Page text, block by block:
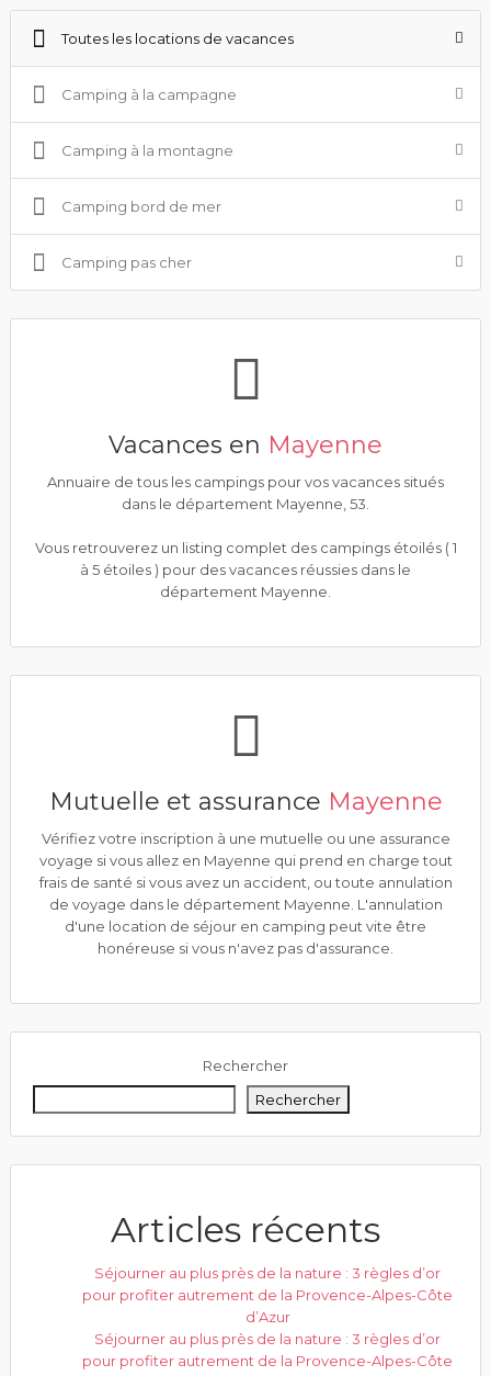
Toutes les locations de vacances
Camping à la campagne
Camping à la montagne
Camping bord de mer
Camping pas cher
Vacances en Mayenne
Annuaire de tous les campings pour vos vacances situés
dans le département Mayenne, 53.
Vous retrouverez un listing complet des campings étoilés ( 1
à 5 étoiles ) pour des vacances réussies dans le
département Mayenne.
Mutuelle et assurance Mayenne
Vérifiez votre inscription à une mutuelle ou une assurance
voyage si vous allez en Mayenne qui prend en charge tout
frais de santé si vous avez un accident, ou toute annulation
de voyage dans le département Mayenne. L'annulation
d'une location de séjour en camping peut vite être
honéreuse si vous n'avez pas d'assurance.
Rechercher
Rechercher
Articles récents
Séjourner au plus près de la nature : 3 règles d’or
pour profiter autrement de la Provence-Alpes-Côte
d’Azur
Séjourner au plus près de la nature : 3 règles d’or
pour profiter autrement de la Provence-Alpes-Côte